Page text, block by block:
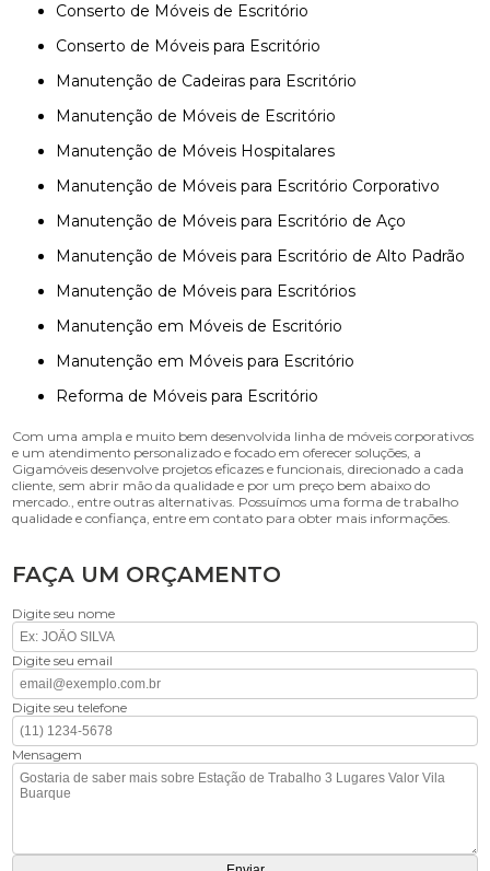
Conserto de Móveis de Escritório
Conserto de Móveis para Escritório
Manutenção de Cadeiras para Escritório
Manutenção de Móveis de Escritório
Manutenção de Móveis Hospitalares
Manutenção de Móveis para Escritório Corporativo
Manutenção de Móveis para Escritório de Aço
Manutenção de Móveis para Escritório de Alto Padrão
Manutenção de Móveis para Escritórios
Manutenção em Móveis de Escritório
Manutenção em Móveis para Escritório
Reforma de Móveis para Escritório
Com uma ampla e muito bem desenvolvida linha de móveis corporativos
e um atendimento personalizado e focado em oferecer soluções, a
Gigamóveis desenvolve projetos eficazes e funcionais, direcionado a cada
cliente, sem abrir mão da qualidade e por um preço bem abaixo do
mercado., entre outras alternativas. Possuímos uma forma de trabalho
qualidade e confiança, entre em contato para obter mais informações.
FAÇA UM ORÇAMENTO
Digite seu nome
Digite seu email
Digite seu telefone
Mensagem